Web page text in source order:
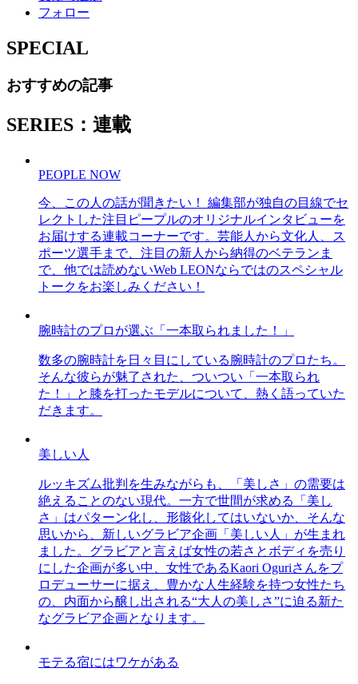
フォロー
SPECIAL
おすすめの記事
SERIES：連載
PEOPLE NOW
今、この人の話が聞きたい！ 編集部が独自の目線でセ
レクトした注目ピープルのオリジナルインタビューを
お届けする連載コーナーです。芸能人から文化人、ス
ポーツ選手まで、注目の新人から納得のベテランま
で、他では読めないWeb LEONならではのスペシャル
トークをお楽しみください！
腕時計のプロが選ぶ「一本取られました！」
数多の腕時計を日々目にしている腕時計のプロたち。
そんな彼らが魅了された、ついつい「一本取られ
た！」と膝を打ったモデルについて、熱く語っていた
だきます。
美しい人
ルッキズム批判を生みながらも、「美しさ」の需要は
絶えることのない現代。一方で世間が求める「美し
さ」はパターン化し、形骸化してはいないか、そんな
思いから、新しいグラビア企画「美しい人」が生まれ
ました。グラビアと言えば女性の若さとボディを売り
にした企画が多い中、女性であるKaori Oguriさんをプ
ロデューサーに据え、豊かな人生経験を持つ女性たち
の、内面から醸し出される“大人の美しさ”に迫る新た
なグラビア企画となります。
モテる宿にはワケがある